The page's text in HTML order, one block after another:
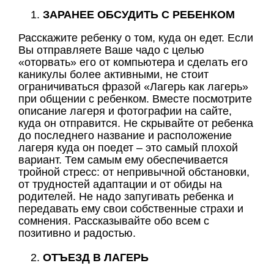
ЗАРАНЕЕ ОБСУДИТЬ С РЕБЕНКОМ
Расскажите ребенку о том, куда он едет. Если
Вы отправляете Ваше чадо с целью
«оторвать» его от компьютера и сделать его
каникулы более активными, не стоит
ограничиваться фразой «Лагерь как лагерь»
при общении с ребенком. Вместе посмотрите
описание лагеря и фотографии на сайте,
куда он отправится. Не скрывайте от ребенка
до последнего название и расположение
лагеря куда он поедет – это самый плохой
вариант. Тем самым ему обеспечивается
тройной стресс: от непривычной обстановки,
от трудностей адаптации и от обиды на
родителей. Не надо запугивать ребенка и
передавать ему свои собственные страхи и
сомнения. Рассказывайте обо всем с
позитивно и радостью.
ОТЪЕЗД В ЛАГЕРЬ